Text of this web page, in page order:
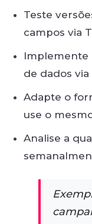
Teste
campos via
Implemente
de dados via
Adapte o
use o
Analise a